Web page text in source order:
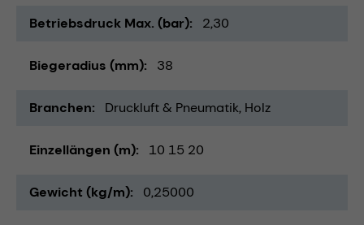
Betriebsdruck Max. (bar) 2,30
Biegeradius (mm) 38
Branchen Druckluft & Pneumatik Holz
Einzellängen (m) 10 15 20
Gewicht (kg/m) 0,25000